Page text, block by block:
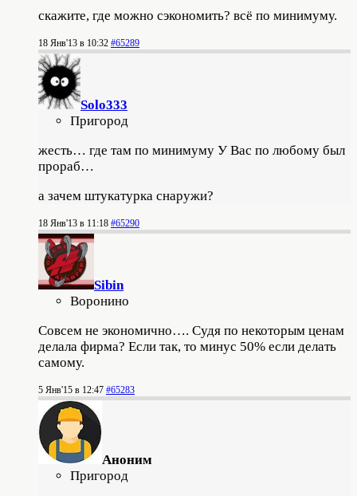
скажите, где можно сэкономить? всё по минимуму.
18 Янв'13 в 10:32 #65289
Solo333
Пригород
жесть… где там по минимуму У Вас по любому был
прораб…
а зачем штукатурка снаружи?
18 Янв'13 в 11:18 #65290
Sibin
Воронино
Совсем не экономично…. Судя по некоторым ценам
делала фирма? Если так, то минус 50% если делать
самому.
5 Янв'15 в 12:47 #65283
Аноним
Пригород